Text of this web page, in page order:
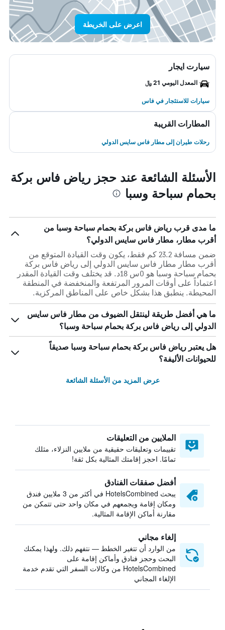
اعرض على الخريطة
سيارت ايجار
المعدل اليومي 21 ﷼
سيارات للاستئجار في فاس
المطارات القريبة
رحلات طيران إلى مطار فاس سايس الدولي
الأسئلة الشائعة عند حجز رياض فاس بركة
بحمام سباحة وسبا
ما مدى قرب رياض فاس بركة بحمام سباحة وسبا من
أقرب مطار، مطار فاس سايس الدولي؟
ضمن مسافة 23.2 كم فقط، يكون وقت القيادة المتوقع من
أقرب مطار مطار فاس سايس الدولي إلى رياض فاس بركة
بحمام سباحة وسبا هو 0س 18د. قد يختلف وقت القيادة المقدر
اعتماداً على أوقات المرور المرتفعة والمنخفضة في المنطقة
المحيطة. ينطبق هذا بشكل خاص على المناطق المركزية.
ما هي أفضل طريقة لينتقل الضيوف من مطار فاس سايس
الدولي إلى رياض فاس بركة بحمام سباحة وسبا؟
هل يعتبر رياض فاس بركة بحمام سباحة وسبا صديقاً
للحيوانات الأليفة؟
عرض المزيد من الأسئلة الشائعة
الملايين من التعليقات
تقييمات وتعليقات حقيقية من ملايين النزلاء، مثلك
تمامًا. احجز إقامتك المثالية بكل ثقة!
أفضل صفقات الفنادق
يبحث HotelsCombined في أكثر من 3 ملايين فندق
ومكان إقامة ويجمعهم في مكان واحد حتى تتمكن من
مقارنة أماكن الإقامة المثالية.
إلغاء مجاني
من الوارد أن تتغير الخطط — نتفهم ذلك. ولهذا يمكنك
البحث وحجز فنادق وأماكن إقامة على
HotelsCombined من وكالات السفر التي تقدم خدمة
الإلغاء المجاني